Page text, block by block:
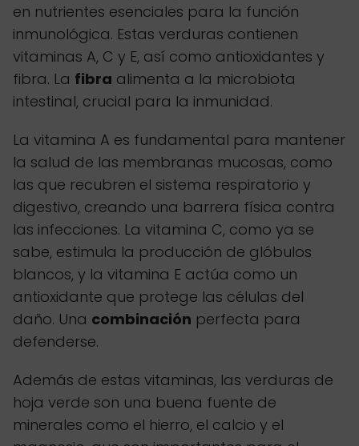
en nutrientes esenciales para la función
inmunológica. Estas verduras contienen
vitaminas A, C y E, así como antioxidantes y
fibra. La fibra alimenta a la microbiota
intestinal, crucial para la inmunidad.
La vitamina A es fundamental para mantener
la salud de las membranas mucosas, como
las que recubren el sistema respiratorio y
digestivo, creando una barrera física contra
las infecciones. La vitamina C, como ya se
sabe, estimula la producción de glóbulos
blancos, y la vitamina E actúa como un
antioxidante que protege las células del
daño. Una combinación perfecta para
defenderse.
Además de estas vitaminas, las verduras de
hoja verde son una buena fuente de
minerales como el hierro, el calcio y el